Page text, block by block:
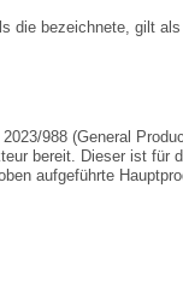
die bezeichnete, gilt
988 (General
bereit. Dieser ist für
aufgeführte